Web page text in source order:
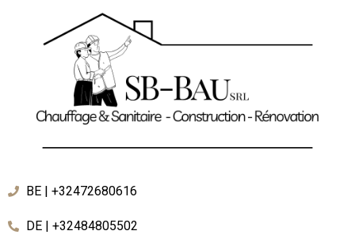
BE | +32472680616
DE | +32484805502